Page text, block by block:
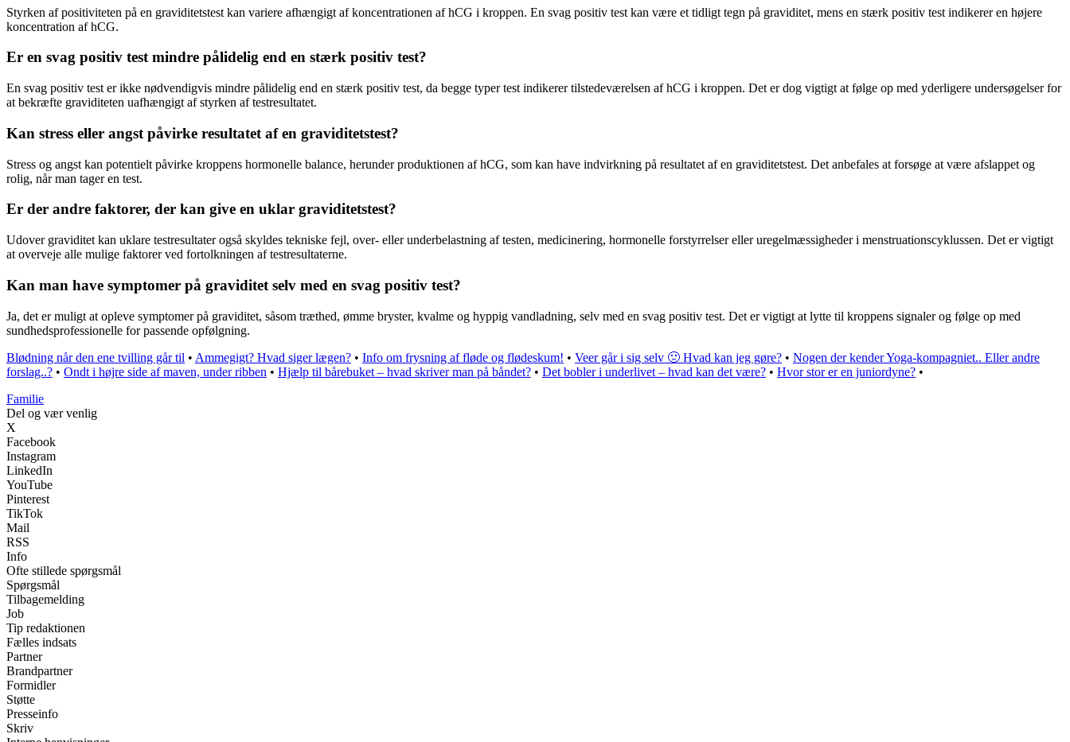
Styrken af positiviteten på en graviditetstest kan variere afhængigt af koncentrationen af hCG i kroppen. En svag positiv test kan være et tidligt tegn på graviditet, mens en stærk positiv test indikerer en højere
koncentration af hCG.
Er en svag positiv test mindre pålidelig end en stærk positiv test?
En svag positiv test er ikke nødvendigvis mindre pålidelig end en stærk positiv test, da begge typer test indikerer tilstedeværelsen af hCG i kroppen. Det er dog vigtigt at følge op med yderligere undersøgelser for
at bekræfte graviditeten uafhængigt af styrken af testresultatet.
Kan stress eller angst påvirke resultatet af en graviditetstest?
Stress og angst kan potentielt påvirke kroppens hormonelle balance, herunder produktionen af hCG, som kan have indvirkning på resultatet af en graviditetstest. Det anbefales at forsøge at være afslappet og
rolig, når man tager en test.
Er der andre faktorer, der kan give en uklar graviditetstest?
Udover graviditet kan uklare testresultater også skyldes tekniske fejl, over- eller underbelastning af testen, medicinering, hormonelle forstyrrelser eller uregelmæssigheder i menstruationscyklussen. Det er vigtigt
at overveje alle mulige faktorer ved fortolkningen af testresultaterne.
Kan man have symptomer på graviditet selv med en svag positiv test?
Ja, det er muligt at opleve symptomer på graviditet, såsom træthed, ømme bryster, kvalme og hyppig vandladning, selv med en svag positiv test. Det er vigtigt at lytte til kroppens signaler og følge op med
sundhedsprofessionelle for passende opfølgning.
Blødning når den ene tvilling går til • Ammegigt? Hvad siger lægen? • Info om frysning af fløde og flødeskum! • Veer går i sig selv 🙁 Hvad kan jeg gøre? • Nogen der kender Yoga-kompagniet.. Eller andre
forslag..? • Ondt i højre side af maven, under ribben • Hjælp til bårebuket – hvad skriver man på båndet? • Det bobler i underlivet – hvad kan det være? • Hvor stor er en juniordyne? •
Familie
Del og vær venlig
X
Facebook
Instagram
LinkedIn
YouTube
Pinterest
TikTok
Mail
RSS
Info
Ofte stillede spørgsmål
Spørgsmål
Tilbagemelding
Job
Tip redaktionen
Fælles indsats
Partner
Brandpartner
Formidler
Støtte
Presseinfo
Skriv